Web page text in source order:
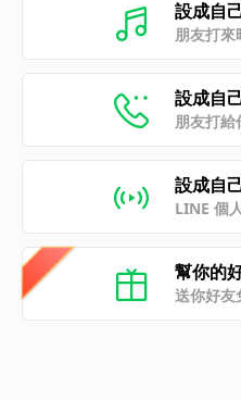
設成自
朋友打來
設成自
朋友打給
設成自
LINE 個
幫你的
送你好友